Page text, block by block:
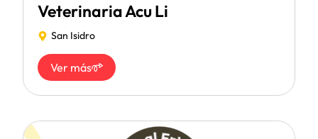
Veterinaria Acu Li
San Isidro
Ver más